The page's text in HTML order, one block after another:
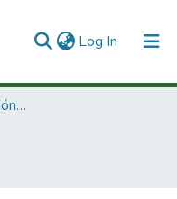
Log In (current)
3. Recursos de Información Científica y Tecnológica